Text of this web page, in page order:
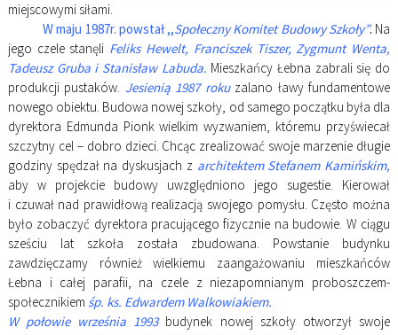
miejscowymi siłami.
W maju 1987r. powstał ,,Społeczny Komitet Budowy Szkoły”. Na
jego czele stanęli Feliks Hewelt, Franciszek Tiszer, Zygmunt Wenta,
Tadeusz Gruba i Stanisław Labuda. Mieszkańcy Łebna zabrali się do
produkcji pustaków. Jesienią 1987 roku zalano ławy fundamentowe
nowego obiektu. Budowa nowej szkoły, od samego początku była dla
dyrektora Edmunda Pionk wielkim wyzwaniem, któremu przyświecał
szczytny cel – dobro dzieci. Chcąc zrealizować swoje marzenie długie
godziny spędzał na dyskusjach z architektem Stefanem Kamińskim,
aby w projekcie budowy uwzględniono jego sugestie. Kierował
i czuwał nad prawidłową realizacją swojego pomysłu. Często można
było zobaczyć dyrektora pracującego fizycznie na budowie. W ciągu
sześciu lat szkoła została zbudowana. Powstanie budynku
zawdzięczamy również wielkiemu zaangażowaniu mieszkańców
Łebna i całej parafii, na czele z niezapomnianym proboszczem-
społecznikiem śp. ks. Edwardem Walkowiakiem.
W połowie września 1993budynek nowej szkoły otworzył swoje